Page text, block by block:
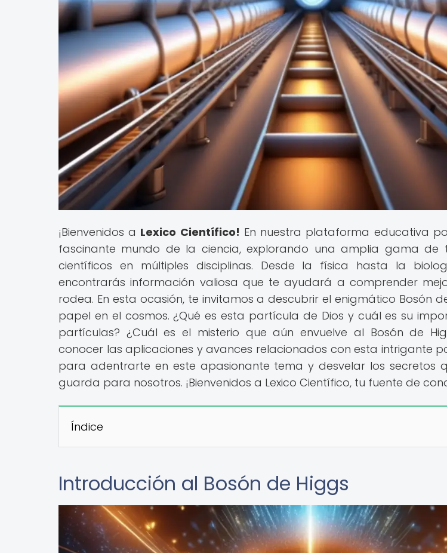
¡Bienvenidos a Lexico Científico! En nuestra plataforma educativa
fascinante mundo de la ciencia, explorando una amplia gama de
científicos en múltiples disciplinas. Desde la física hasta la
encontrarás información valiosa que te ayudará a comprender
rodea. En esta ocasión, te invitamos a descubrir el enigmático Bosón
papel en el cosmos. ¿Qué es esta partícula de Dios y cuál es su
partículas? ¿Cuál es el misterio que aún envuelve al Bosón de
conocer las aplicaciones y avances relacionados con esta intrigante
para adentrarte en este apasionante tema y desvelar los secretos
guarda para nosotros. ¡Bienvenidos a Lexico Científico, tu fuente de
Índice
Introducción al Bosón de Higgs